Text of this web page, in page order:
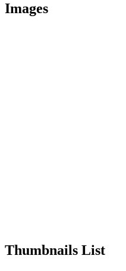
Images
Thumbnails List